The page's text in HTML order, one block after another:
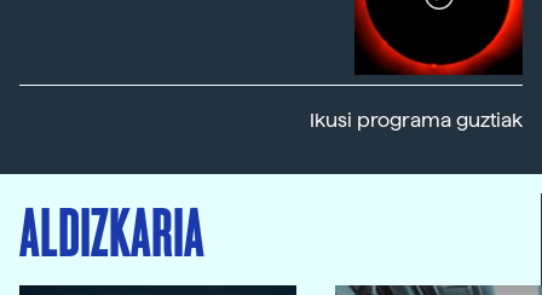
Ikusi programa guztiak
ALDIZKARIA